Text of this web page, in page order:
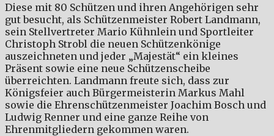
Diese mit 80 Schützen und ihren Angehörigen sehr
gut besucht, als Schützenmeister Robert Landmann,
sein Stellvertreter Mario Kühnlein und Sportleiter
Christoph Strobl die neuen Schützenkönige
auszeichneten und jeder „Majestät“ ein kleines
Präsent sowie eine neue Schützenscheibe
überreichten. Landmann freute sich, dass zur
Königsfeier auch Bürgermeisterin Markus Mahl
sowie die Ehrenschützenmeister Joachim Bosch und
Ludwig Renner und eine ganze Reihe von
Ehrenmitgliedern gekommen waren.